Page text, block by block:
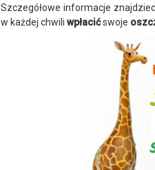
Szczegółowe informacje
w każdej chwiliwpłacićswoje